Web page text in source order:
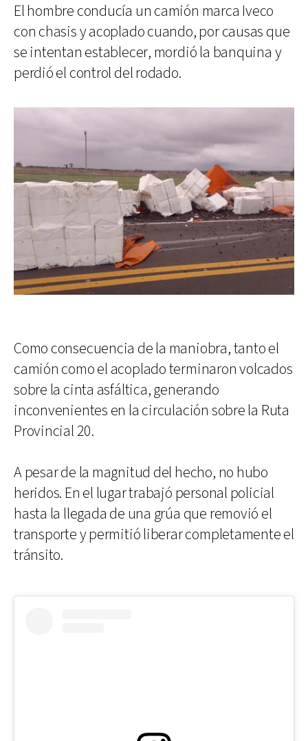
El hombre conducía un camión marca Iveco
con chasis y acoplado cuando, por causas que
se intentan establecer, mordió la banquina y
perdió el control del rodado.
Como consecuencia de la maniobra, tanto el
camión como el acoplado terminaron volcados
sobre la cinta asfáltica, generando
inconvenientes en la circulación sobre la Ruta
Provincial 20.
A pesar de la magnitud del hecho, no hubo
heridos. En el lugar trabajó personal policial
hasta la llegada de una grúa que removió el
transporte y permitió liberar completamente el
tránsito.